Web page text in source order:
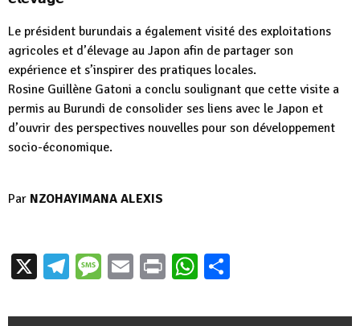
Le président burundais a également visité des exploitations
agricoles et d’élevage au Japon afin de partager son
expérience et s’inspirer des pratiques locales.
Rosine Guillène Gatoni a conclu soulignant que cette visite a
permis au Burundi de consolider ses liens avec le Japon et
d’ouvrir des perspectives nouvelles pour son développement
socio-économique.
Par NZOHAYIMANA ALEXIS
X Telegram
Message
EmailPrintWhatsApp